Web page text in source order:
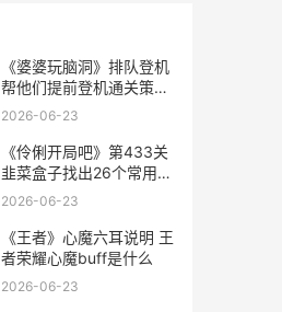
《婆婆玩脑洞》排队登机
帮他们提前登机通关策略
婆婆游戏下载
2026-06-23
《伶俐开局吧》第433关
韭菜盒子找出26个常用字
通关策略 《伶俐开局吧》
2026-06-23
《王者》心魔六耳说明 王
者荣耀心魔buff是什么
2026-06-23